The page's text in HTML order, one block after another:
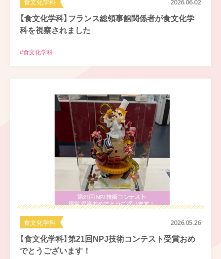
【食文化学科】フランス総領事館関係者が食文化学
科を視察されました
#食文化学科
食文化学科 2026.05.26
【食文化学科】第21回NPJ技術コンテスト受賞おめ
でとうございます！